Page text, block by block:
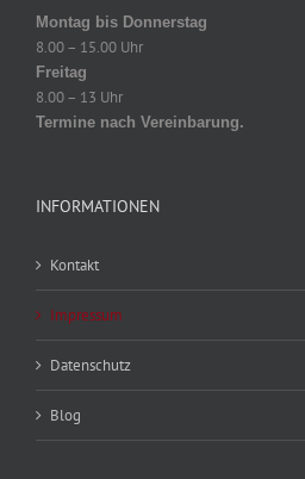
Montag bis Donnerstag
8.00 – 15.00 Uhr
Freitag
8.00 – 13 Uhr
Termine nach Vereinbarung.
INFORMATIONEN
Kontakt
Impressum
Datenschutz
Blog